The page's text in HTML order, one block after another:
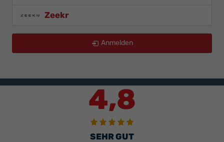
Zeekr
Anmelden
4,8
SEHR GUT